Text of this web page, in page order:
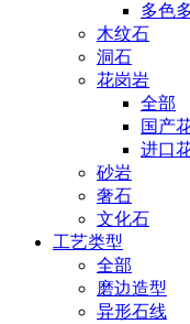
多色
木纹石
洞石
花岗岩
全部
国产
进口
砂岩
奢石
文化石
工艺类型
全部
磨边造型
异形石线